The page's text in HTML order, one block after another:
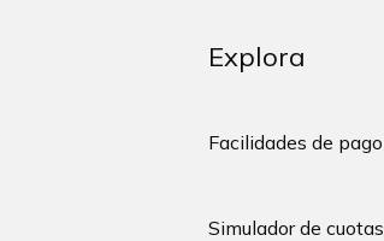
Explora
Facilidades de pago
Simulador de cuotas